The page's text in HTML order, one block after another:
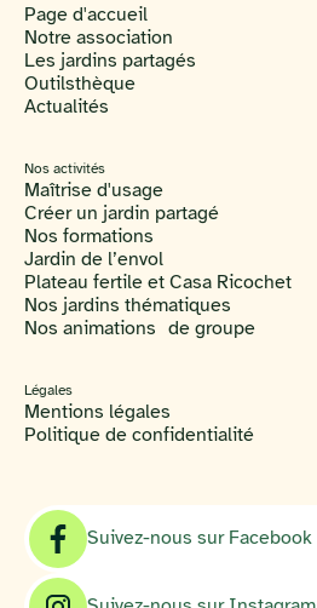
Page d'accueil
Notre association
Les jardins partagés
Outilsthèque
Actualités
Nos activités
Maîtrise d'usage
Créer un jardin partagé
Nos formations
Jardin de l’envol
Plateau fertile et Casa Ricochet
Nos jardins thématiques
Nos animations de groupe
Légales
Mentions légales
Politique de confidentialité
Suivez-nous sur Facebook